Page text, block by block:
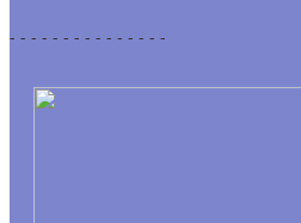
- - - - - - - - - - - - - - -